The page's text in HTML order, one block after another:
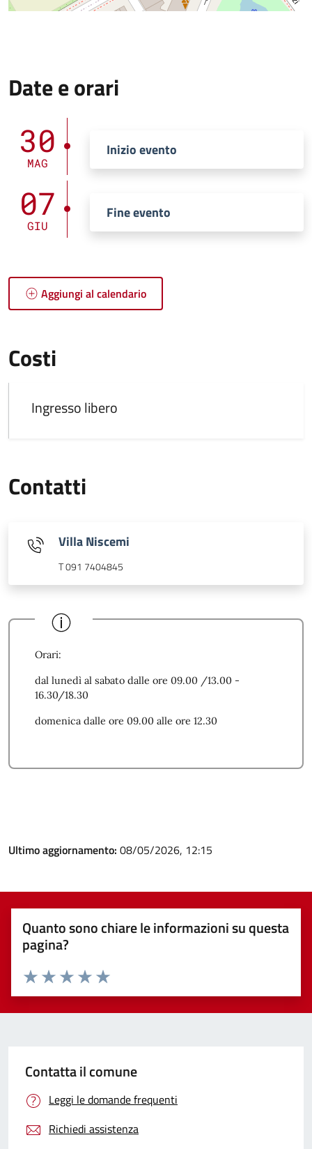
Date e orari
30
MAG
Inizio evento
07
GIU
Fine evento
Aggiungi al calendario
Costi
Ingresso libero
Contatti
Villa Niscemi
T 091 7404845
Orari:
dal lunedì al sabato dalle ore 09.00 /13.00 -
16.30/18.30
domenica dalle ore 09.00 alle ore 12.30
Ultimo aggiornamento: 08/05/2026, 12:15
Quanto sono chiare le informazioni su questa
pagina?
Valuta 5 stelle su 5
Valuta 4 stelle su 5
Valuta 3 stelle su 5
Valuta 2 stelle su 5
Valuta 1 stelle su 5
Contatta il comune
Leggi le domande frequenti
Richiedi assistenza